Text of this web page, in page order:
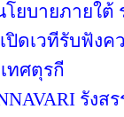
ยบายภายใต้
เปิดเวทีรับฟั
ทศตุรกี
รังส